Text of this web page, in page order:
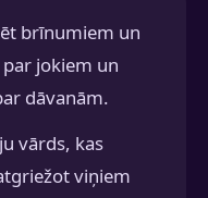
brīnumiem un
jokiem un
dāvanām.
vārds, kas
viņiem